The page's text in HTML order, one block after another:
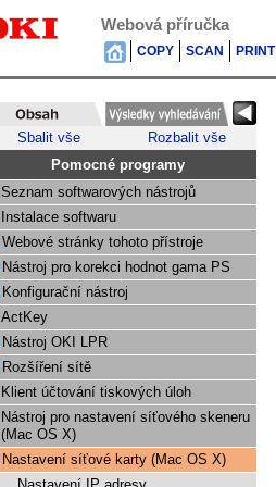
Webová příručka
COPY SCAN PRINT
Sbalit vše Rozbalit vše
Pomocné programy
Seznam softwarových nástrojů
Instalace softwaru
Webové stránky tohoto přístroje
Nástroj pro korekci hodnot gama PS
Konfigurační nástroj
ActKey
Nástroj OKI LPR
Rozšíření sítě
Klient účtování tiskových úloh
Nástroj pro nastavení síťového skeneru
(Mac OS X)
Nastavení síťové karty (Mac OS X)